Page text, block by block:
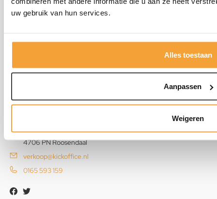
uw gebruik van hun services.
Alles toestaan
Aanpassen
Weigeren
Atoomweg 1
4706 PN Roosendaal
verkoop@kickoffice.nl
0165 593 159
Kantoorstoelen